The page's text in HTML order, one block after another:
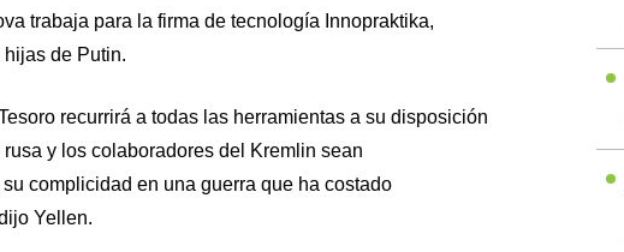
trabaja para la firma de tecnología Innopraktika,
de Putin.
recurrirá a todas las herramientas a su disposición
y los colaboradores del Kremlin sean
complicidad en una guerra que ha costado
Yellen.